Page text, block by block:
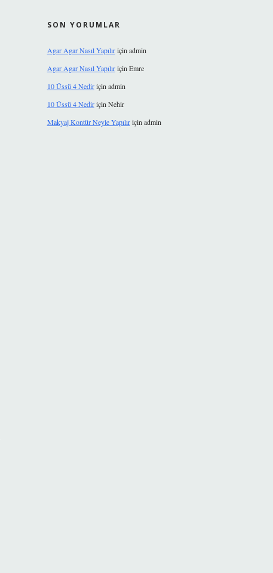
SON YORUMLAR
Agar Agar Nasıl Yapılıriçin admin
Agar Agar Nasıl Yapılıriçin Emre
10 Üssü 4 Nediriçin admin
10 Üssü 4 Nediriçin Nehir
Makyaj Kontür Neyle Yapılıriçin admin